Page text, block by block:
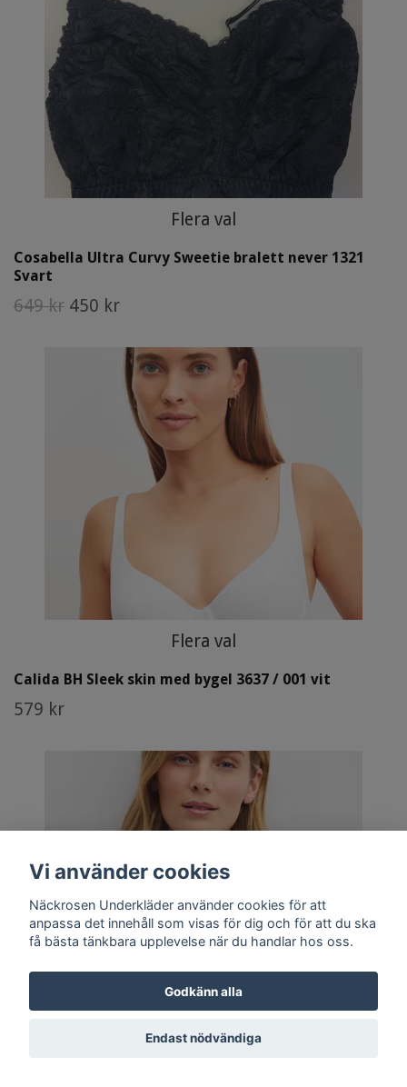
Flera val
Cosabella Ultra Curvy Sweetie bralett never 1321
Svart
649 kr 450 kr
Flera val
Calida BH Sleek skin med bygel 3637 / 001 vit
579 kr
Flera val
Vi använder cookies
Näckrosen Underkläder använder cookies för att
anpassa det innehåll som visas för dig och för att du ska
få bästa tänkbara upplevelse när du handlar hos oss.
Godkänn alla
Endast nödvändiga